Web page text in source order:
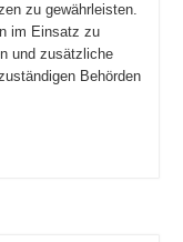
zu gewährleisten.
im Einsatz zu
und zusätzliche
Behörden